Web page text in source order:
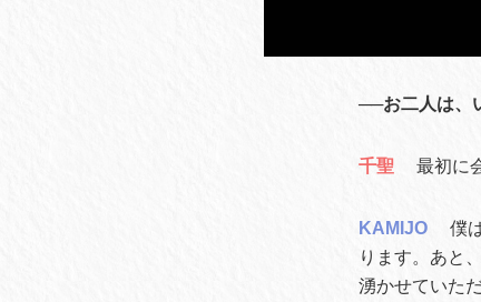
──お二人は、
千聖 最初に
KAMIJO
僕
ります。あと
湧かせていた